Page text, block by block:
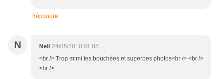
Répondre
N Nell
24/05/2010 01:05
<br /> Trop mimi tes bouchées et superbes photos<br /> <br />
<br />